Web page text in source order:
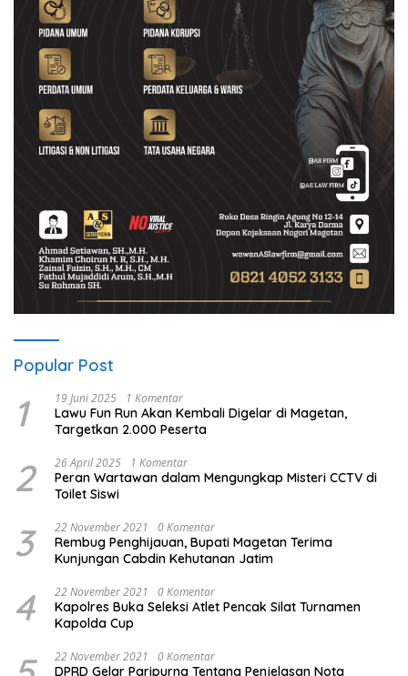
Popular Post
1 19 Juni 2025 1 Komentar
Lawu Fun Run Akan Kembali Digelar di Magetan,
Targetkan 2.000 Peserta
2 26 April 2025 1 Komentar
Peran Wartawan dalam Mengungkap Misteri CCTV di
Toilet Siswi
3 22 November 2021 0 Komentar
Rembug Penghijauan, Bupati Magetan Terima
Kunjungan Cabdin Kehutanan Jatim
4 22 November 2021 0 Komentar
Kapolres Buka Seleksi Atlet Pencak Silat Turnamen
Kapolda Cup
22 November 2021 0 Komentar
DPRD Gelar Paripurna Tentang Penjelasan Nota